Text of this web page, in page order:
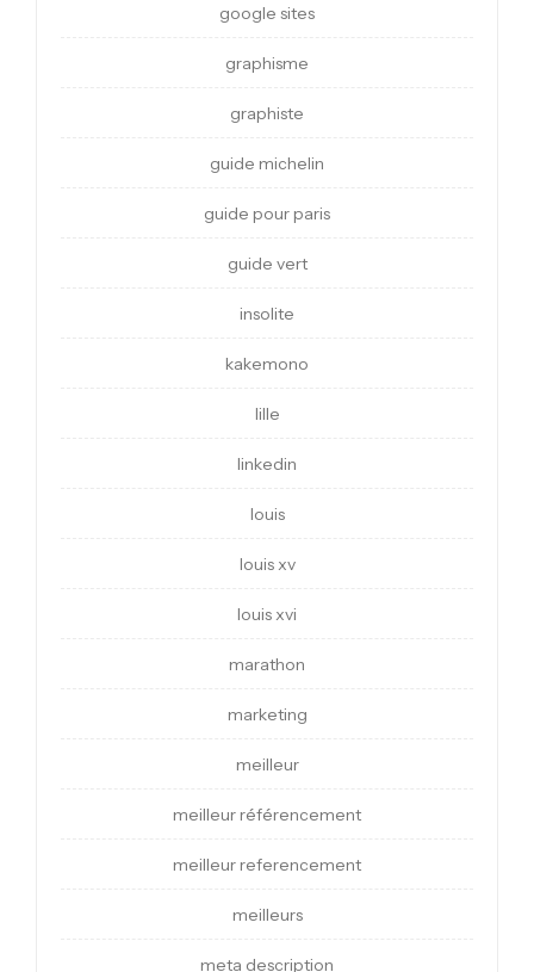
google sites
graphisme
graphiste
guide michelin
guide pour paris
guide vert
insolite
kakemono
lille
linkedin
louis
louis xv
louis xvi
marathon
marketing
meilleur
meilleur référencement
meilleur referencement
meilleurs
meta description